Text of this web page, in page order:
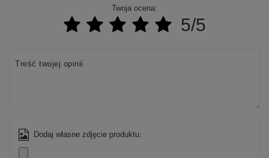
Twoja ocena:
5/5
Treść twojej opinii
Dodaj własne zdjęcie produktu: